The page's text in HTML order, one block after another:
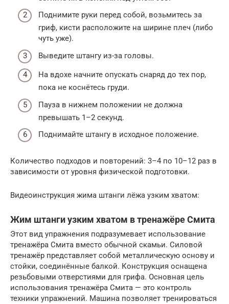
Поднимите руки перед собой, возьмитесь за
гриф, кисти расположите на ширине плеч (либо
чуть уже).
Выведите штангу из-за головы.
На вдохе начните опускать снаряд до тех пор,
пока не коснётесь груди.
Пауза в нижнем положении не должна
превышать 1–2 секунд.
Поднимайте штангу в исходное положение.
Количество подходов и повторений: 3–4 по 10–12 раз в
зависимости от уровня физической подготовки.
Видеоинструкция жима штанги лёжа узким хватом:
Жим штанги узким хватом в тренажёре Смита
Этот вид упражнения подразумевает использование
тренажёра Смита вместо обычной скамьи. Силовой
тренажёр представляет собой металлическую основу и
стойки, соединённые балкой. Конструкция оснащена
резьбовыми отверстиями для грифа. Основная цель
использования тренажёра Смита — это контроль
техники упражнений. Машина позволяет тренироваться